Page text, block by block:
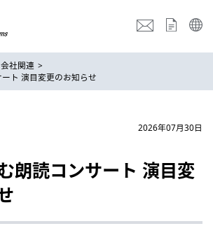
会社関連
ト 演目変更のお知らせ
2026年07月30日
朗読コンサート 演目変